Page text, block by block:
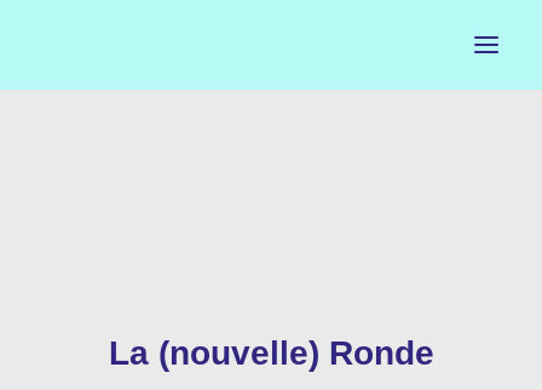
CALENDRIERLa (nouvelle) Ronde